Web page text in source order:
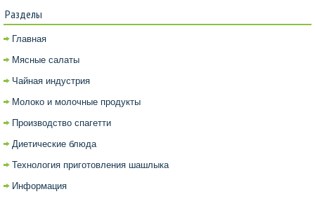
Разделы
Главная
Мясные салаты
Чайная индустрия
Молоко и молочные продукты
Производство спагетти
Диетические блюда
Технология приготовления шашлыка
Информация